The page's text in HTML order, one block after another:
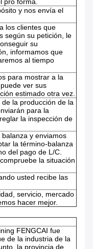
pro forma.
y nos envía el
los clientes que
según su petición, le
su
informamos que
al tiempo
para mostrar a la
ver sus
estimado otra vez.
la producción de la
para la
la inspección de
y enviamos
la término-balanza
del pago de L/C.
la situación
usted recibe las
servicio, mercado
hacer mejor.
FENGCAI fue
de la industria de la
la provincia de